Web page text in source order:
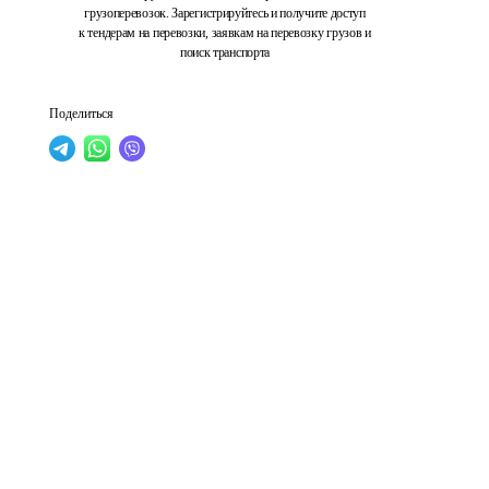
грузоперевозок. Зарегистрируйтесь и получите доступ
к тендерам на перевозки, заявкам на перевозку грузов и
поиск транспорта
Поделиться